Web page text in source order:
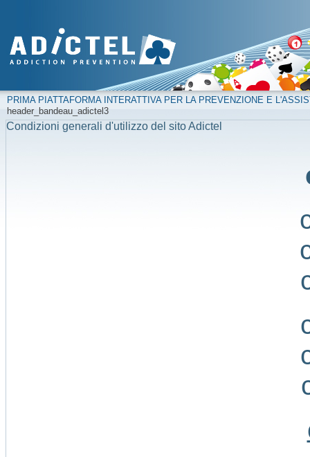
PRIMA PIATTAFORMA INTERATTIVA PER LA PREVENZIONE E
header_bandeau_adictel3
Condizioni generali d'utilizzo del sito Adictel